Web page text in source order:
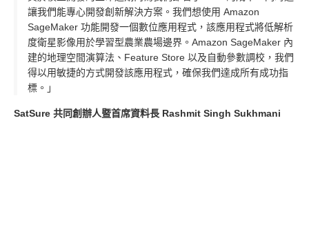
讓我們能專心開發創新解決方案。我們想使用 Amazon
SageMaker 功能開發一個數位應用程式，該應用程式將低解析
度衛星影像用於學習型農業農場邊界。Amazon SageMaker 內
建的地理空間演算法、Feature Store 以及自動參數調校，我們
得以用敏捷的方式開發該應用程式，確保我們達成所有成功指
標。」
SatSure 共同創辦人暨首席資料長 Rashmit Singh Sukhmani